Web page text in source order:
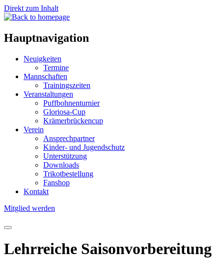
Direkt zum Inhalt
Hauptnavigation
Neuigkeiten
Termine
Mannschaften
Trainingszeiten
Veranstaltungen
Puffbohnenturnier
Gloriosa-Cup
Krämerbrückencup
Verein
Ansprechpartner
Kinder- und Jugendschutz
Unterstützung
Downloads
Trikotbestellung
Fanshop
Kontakt
Mitglied werden
Lehrreiche Saisonvorbereitung